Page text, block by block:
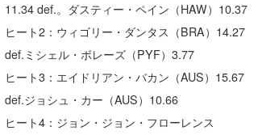
11.34 def.。ダスティー・ペイン（HAW）10.37
ヒート2：ウィゴリー・ダンタス（BRA）14.27
def.ミシェル・ボレーズ（PYF）3.77
ヒート3：エイドリアン・バカン（AUS）15.67
def.ジョシュ・カー（AUS）10.66
ヒート4：ジョン・ジョン・フローレンス